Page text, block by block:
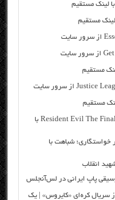
دانلود رایگان فیلم خارجی Resident Evil The Final Chapter 2017 با
خواستگاری؛ شباهت با
پاپ ایرانی در لس‌آنجلس
سریال کره‌ای «کایروس» | یک